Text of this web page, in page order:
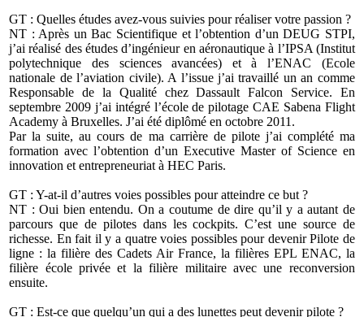
GT : Quelles études avez-vous suivies pour réaliser votre passion ?
NT : Après un Bac Scientifique et l’obtention d’un DEUG STPI,
j’ai réalisé des études d’ingénieur en aéronautique à l’IPSA (Institut
polytechnique des sciences avancées) et à l’ENAC (Ecole
nationale de l’aviation civile). A l’issue j’ai travaillé un an comme
Responsable de la Qualité chez Dassault Falcon Service. En
septembre 2009 j’ai intégré l’école de pilotage CAE Sabena Flight
Academy à Bruxelles. J’ai été diplômé en octobre 2011.
Par la suite, au cours de ma carrière de pilote j’ai complété ma
formation avec l’obtention d’un Executive Master of Science en
innovation et entrepreneuriat à HEC Paris.
GT : Y-at-il d’autres voies possibles pour atteindre ce but ?
NT : Oui bien entendu. On a coutume de dire qu’il y a autant de
parcours que de pilotes dans les cockpits. C’est une source de
richesse. En fait il y a quatre voies possibles pour devenir Pilote de
ligne : la filière des Cadets Air France, la filières EPL ENAC, la
filière école privée et la filière militaire avec une reconversion
ensuite.
GT : Est-ce que quelqu’un qui a des lunettes peut devenir pilote ?